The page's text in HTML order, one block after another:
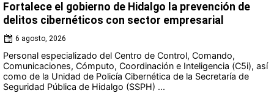
Fortalece el gobierno de Hidalgo la prevención de
delitos cibernéticos con sector empresarial
6 agosto, 2026
Personal especializado del Centro de Control, Comando,
Comunicaciones, Cómputo, Coordinación e Inteligencia (C5i), así
como de la Unidad de Policía Cibernética de la Secretaría de
Seguridad Pública de Hidalgo (SSPH) ...